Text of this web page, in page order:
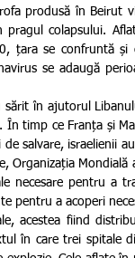
colapsului.
țara se confruntă
se adaugă
În timp ce Franța și
de salvare, israelienii
Organizația
necesare pentru a
pentru a acoperi
acestea fiind
în care trei spitale